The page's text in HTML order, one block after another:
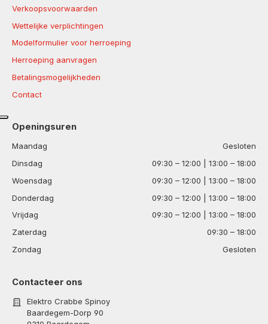
Verkoopsvoorwaarden
Wettelijke verplichtingen
Modelformulier voor herroeping
Herroeping aanvragen
Betalingsmogelijkheden
Contact
Openingsuren
Maandag
Gesloten
Dinsdag
09:30 – 12:00 | 13:00 – 18:00
Woensdag
09:30 – 12:00 | 13:00 – 18:00
Donderdag
09:30 – 12:00 | 13:00 – 18:00
Vrijdag
09:30 – 12:00 | 13:00 – 18:00
Zaterdag
09:30 – 18:00
Zondag
Gesloten
Contacteer ons
Elektro Crabbe Spinoy
Baardegem-Dorp 90